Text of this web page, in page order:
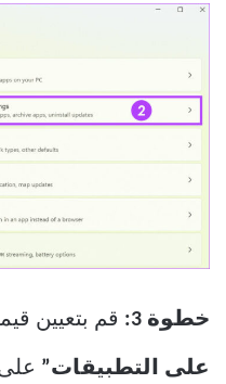
خطوة 3: قم بتعيين
على التطبيقات”